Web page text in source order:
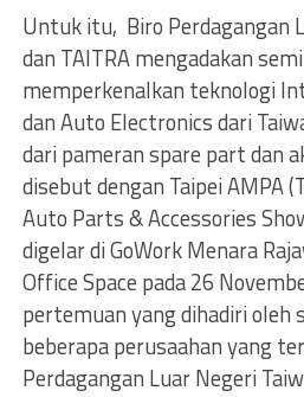
Untuk itu, Biro Perdagangan
dan TAITRA mengadakan
memperkenalkan teknologi
dan Auto Electronics dari
dari pameran spare part dan
disebut dengan Taipei AMPA
Auto Parts & Accessories
digelar di GoWork Menara
Office Space pada 26
pertemuan yang dihadiri oleh
beberapa perusaahan yang
Perdagangan Luar Negeri